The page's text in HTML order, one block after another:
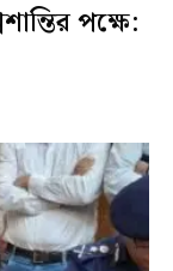
পক্ষে: